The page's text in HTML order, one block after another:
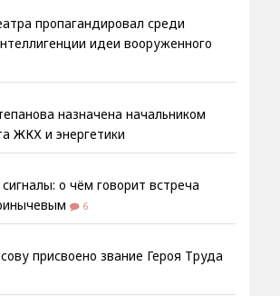
пропагандировал среди
идеи вооруженного
назначена начальником
ЖКХ и энергетики
о чём говорит встреча
6
присвоено звание Героя Труда